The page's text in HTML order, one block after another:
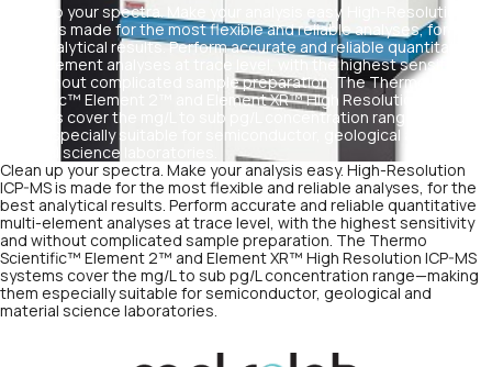
Clean up your spectra. Make your analysis easy. High-Resolution
ICP-MS is made for the most flexible and reliable analyses, for the
best analytical results. Perform accurate and reliable quantitative
multi-element analyses at trace level, with the highest sensitivity
and without complicated sample preparation. The Thermo
Scientific™ Element 2™ and Element XR™ High Resolution ICP-MS
systems cover the mg/L to sub pg/L concentration range—making
them especially suitable for semiconductor, geological and
material science laboratories.
Clean up your spectra. Make your analysis easy. High-Resolution
ICP-MS is made for the most flexible and reliable analyses, for the
best analytical results. Perform accurate and reliable quantitative
multi-element analyses at trace level, with the highest sensitivity
and without complicated sample preparation. The Thermo
Scientific™ Element 2™ and Element XR™ High Resolution ICP-MS
systems cover the mg/L to sub pg/L concentration range—making
them especially suitable for semiconductor, geological and
material science laboratories.